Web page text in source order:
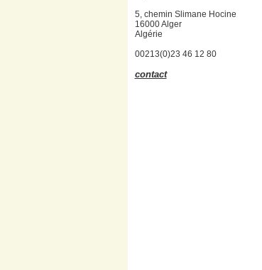
5, chemin Slimane Hocine
16000 Alger
Algérie
00213(0)23 46 12 80
contact